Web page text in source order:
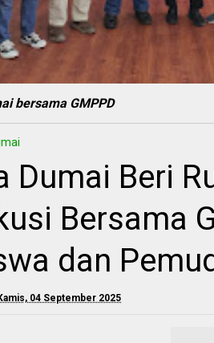
bersama GMPPD
Dumai Beri
Bersama
dan
04 September 2025